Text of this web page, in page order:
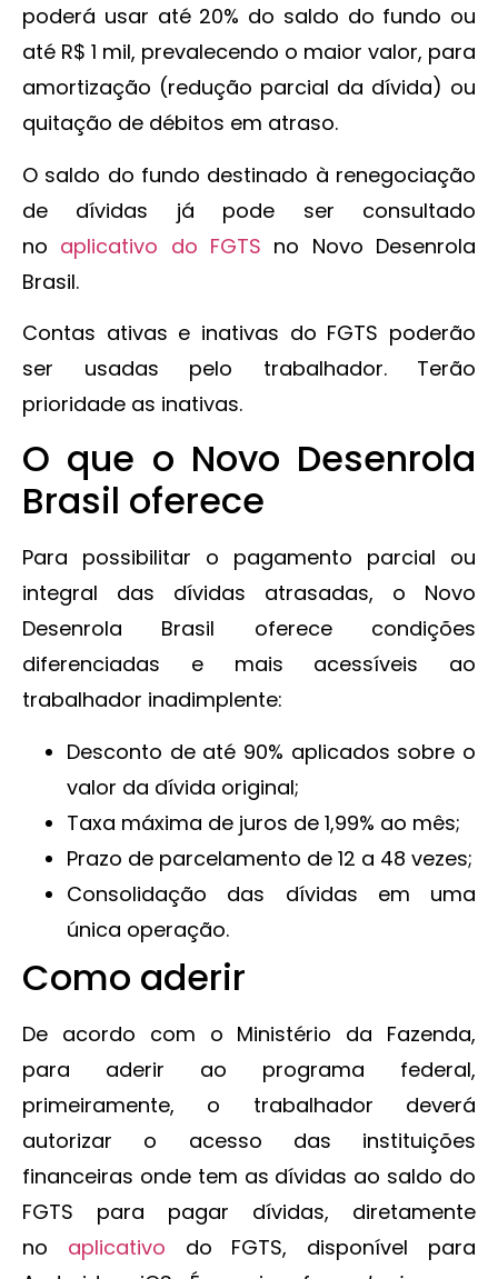
poderá usar até 20% do saldo do fundo ou
até R$ 1 mil, prevalecendo o maior valor, para
amortização (redução parcial da dívida) ou
quitação de débitos em atraso.
O saldo do fundo destinado à renegociação
de dívidas já pode ser consultado
no aplicativo do FGTS no Novo Desenrola
Brasil.
Contas ativas e inativas do FGTS poderão
ser usadas pelo trabalhador. Terão
prioridade as inativas.
O que o Novo Desenrola
Brasil oferece
Para possibilitar o pagamento parcial ou
integral das dívidas atrasadas, o Novo
Desenrola Brasil oferece condições
diferenciadas e mais acessíveis ao
trabalhador inadimplente:
Desconto de até 90% aplicados sobre o
valor da dívida original;
Taxa máxima de juros de 1,99% ao mês;
Prazo de parcelamento de 12 a 48 vezes;
Consolidação das dívidas em uma
única operação.
Como aderir
De acordo com o Ministério da Fazenda,
para aderir ao programa federal,
primeiramente, o trabalhador deverá
autorizar o acesso das instituições
financeiras onde tem as dívidas ao saldo do
FGTS para pagar dívidas, diretamente
no aplicativo do FGTS, disponível para